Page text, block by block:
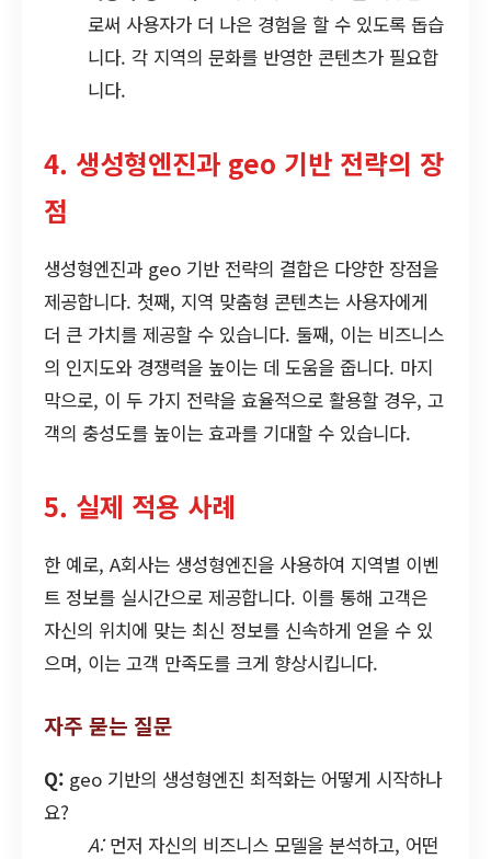
로써 사용자가 더 나은 경험을 할 수 있도록 돕습
니다. 각 지역의 문화를 반영한 콘텐츠가 필요합
니다.
4. 생성형엔진과 geo 기반 전략의 장
점
생성형엔진과 geo 기반 전략의 결합은 다양한 장점을
제공합니다. 첫째, 지역 맞춤형 콘텐츠는 사용자에게
더 큰 가치를 제공할 수 있습니다. 둘째, 이는 비즈니스
의 인지도와 경쟁력을 높이는 데 도움을 줍니다. 마지
막으로, 이 두 가지 전략을 효율적으로 활용할 경우, 고
객의 충성도를 높이는 효과를 기대할 수 있습니다.
5. 실제 적용 사례
한 예로, A회사는 생성형엔진을 사용하여 지역별 이벤
트 정보를 실시간으로 제공합니다. 이를 통해 고객은
자신의 위치에 맞는 최신 정보를 신속하게 얻을 수 있
으며, 이는 고객 만족도를 크게 향상시킵니다.
자주 묻는 질문
Q: geo 기반의 생성형엔진 최적화는 어떻게 시작하나
요?
A:먼저 자신의 비즈니스 모델을 분석하고, 어떤